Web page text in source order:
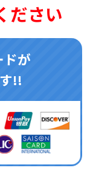
ださい
ドが
!!